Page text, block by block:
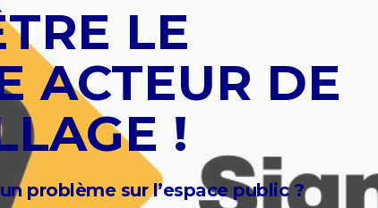
LE
ACTEUR DE
!
problème sur l’espace public ?